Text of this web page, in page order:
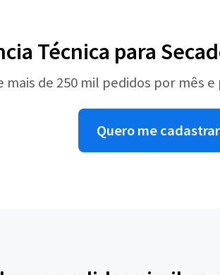
Técnica para
mais de 250 mil pedidos por mês
Quero me cadastrar